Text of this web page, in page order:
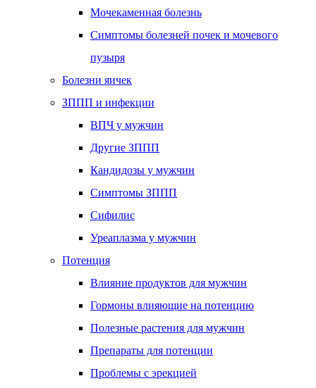
Мочекаменная болезнь
Симптомы болезней почек и мочевого
пузыря
Болезни яичек
ЗППП и инфекции
ВПЧ у мужчин
Другие ЗППП
Кандидозы у мужчин
Симптомы ЗППП
Сифилис
Уреаплазма у мужчин
Потенция
Влияние продуктов для мужчин
Гормоны влияющие на потенцию
Полезные растения для мужчин
Препараты для потенции
Проблемы с эрекцией